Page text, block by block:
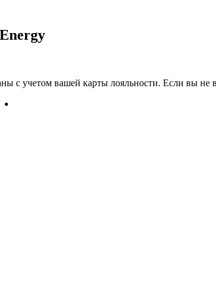
с учетом вашей карты лояльности. Если вы не